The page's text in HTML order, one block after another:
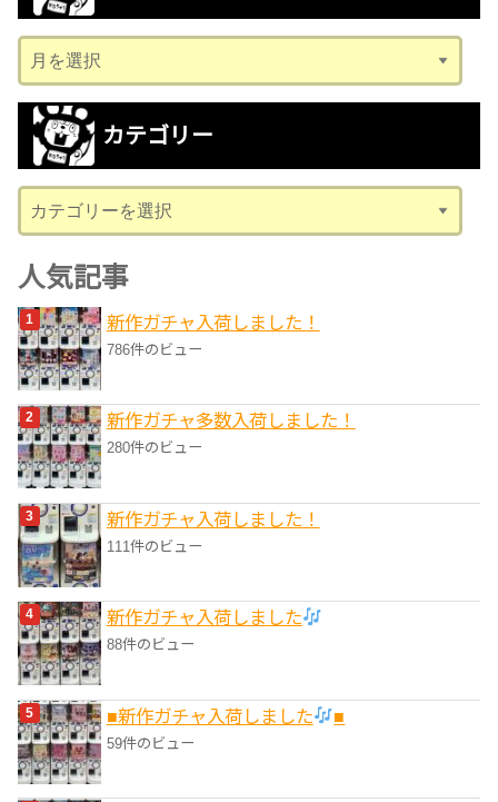
ー
カ
ブ
カテゴリー
テ
ゴ
リ
ー
人気記事
新作ガチャ入荷しました！
786件のビュー
新作ガチャ多数入荷しました！
280件のビュー
新作ガチャ入荷しました！
111件のビュー
新作ガチャ入荷しました
88件のビュー
■新作ガチャ入荷しました ■
59件のビュー